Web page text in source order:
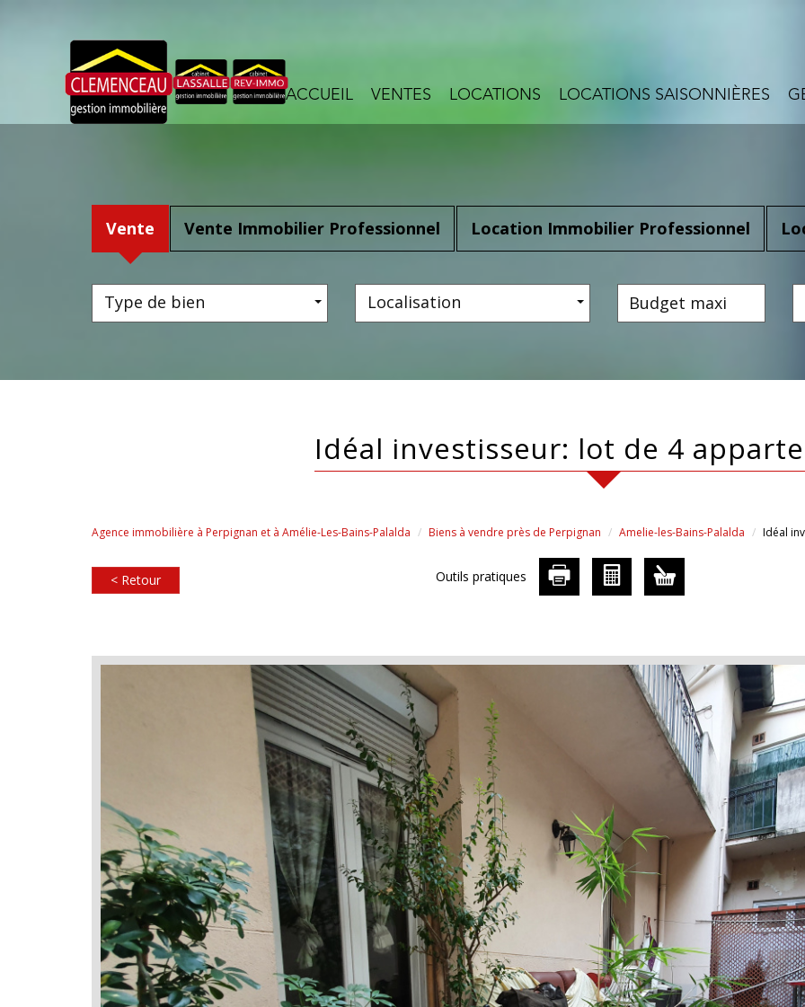
ACCUEIL VENTES LOCATIONS LOCATIONS SAISONNIÈRES
Vente Vente Immobilier Professionnel Location Immobilier Professionnel
Type de bien Localisation
idéal investisseur: lot de 4
Agence immobilière à Perpignan et à Amélie-Les-Bains-Palalda Biens à vendre près de Perpignan Amelie-les-Bains-Palalda Idéal
< Retour Outils pratiques